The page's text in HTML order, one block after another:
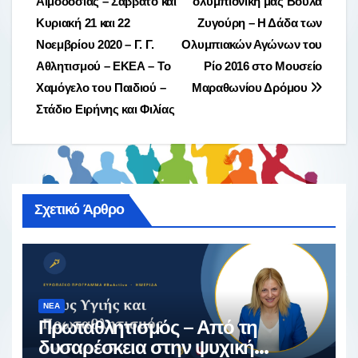
άρθρων
Ζυγούρη – Η Δάδα των
Ολυμπιακών Αγώνων του
Ρίο 2016 στο Μουσείο
Μαραθωνίου Δρόμου
Κυριακή 21 και 22
Νοεμβρίου 2020 – Γ. Γ.
Αθλητισμού – ΕΚΕΑ – Το
Χαμόγελο του Παιδιού –
Στάδιο Ειρήνης και Φιλίας
Σχετικό Άρθρο
ΝΈΑ
Πρωταθλητισμός – Από τη
δυσαρέσκεια στην ψυχική